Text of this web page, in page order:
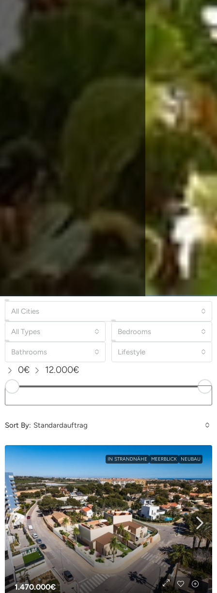
All Cities
All Types Bedrooms
Bathrooms Lifestyle
0€ 12.000€
Sort By: Standardauftrag
IN STRANDNÄHE MEERBLICK NEUBAU
1.470.000€